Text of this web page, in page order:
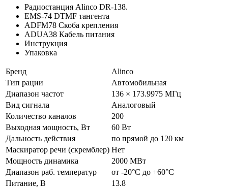
Радиостанция Alinco DR-138.
EMS-74 DTMF тангента
ADFM78 Скоба крепления
ADUA38 Кабель питания
Инструкция
Упаковка
Бренд
Alinco
Тип рации
Автомобильная
Диапазон частот
136 × 173.9975 МГц
Вид сигнала
Аналоговый
Количество каналов
200
Выходная мощность, Вт
60 Вт
Дальность действия
по прямой до 120 км
Маскиратор речи (скремблер) Нет
Мощность динамика
2000 МВт
Диапазон раб. температур
от -20°С до +60°С
Питание, В
13.8